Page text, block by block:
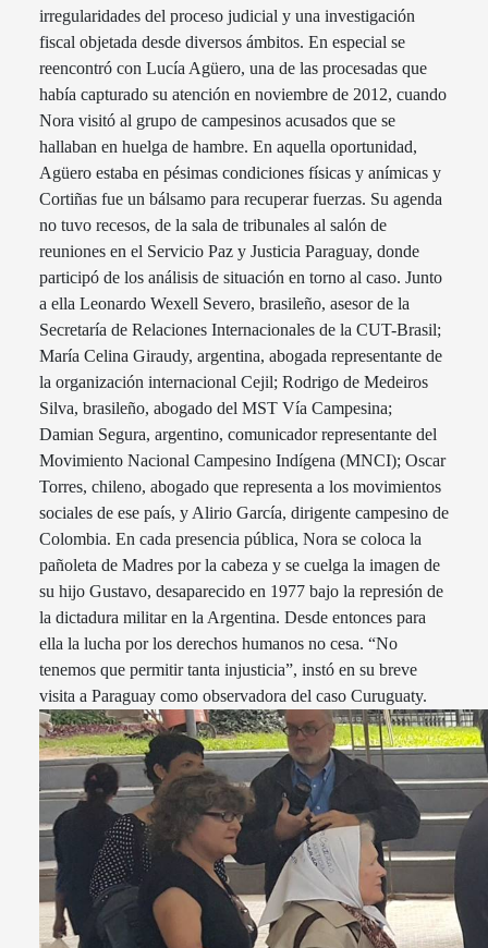
irregularidades del proceso judicial y una investigación
fiscal objetada desde diversos ámbitos. En especial se
reencontró con Lucía Agüero, una de las procesadas que
había capturado su atención en noviembre de 2012, cuando
Nora visitó al grupo de campesinos acusados que se
hallaban en huelga de hambre. En aquella oportunidad,
Agüero estaba en pésimas condiciones físicas y anímicas y
Cortiñas fue un bálsamo para recuperar fuerzas. Su agenda
no tuvo recesos, de la sala de tribunales al salón de
reuniones en el Servicio Paz y Justicia Paraguay, donde
participó de los análisis de situación en torno al caso. Junto
a ella Leonardo Wexell Severo, brasileño, asesor de la
Secretaría de Relaciones Internacionales de la CUT-Brasil;
María Celina Giraudy, argentina, abogada representante de
la organización internacional Cejil; Rodrigo de Medeiros
Silva, brasileño, abogado del MST Vía Campesina;
Damian Segura, argentino, comunicador representante del
Movimiento Nacional Campesino Indígena (MNCI); Oscar
Torres, chileno, abogado que representa a los movimientos
sociales de ese país, y Alirio García, dirigente campesino de
Colombia. En cada presencia pública, Nora se coloca la
pañoleta de Madres por la cabeza y se cuelga la imagen de
su hijo Gustavo, desaparecido en 1977 bajo la represión de
la dictadura militar en la Argentina. Desde entonces para
ella la lucha por los derechos humanos no cesa. “No
tenemos que permitir tanta injusticia”, instó en su breve
visita a Paraguay como observadora del caso Curuguaty.